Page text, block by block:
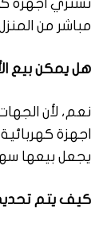
نشتري اجهزة
مباشر من
هل يمكن بيع
نعم، لأن
اجهزة
يجعل بيعها
كيف يتم تحديد